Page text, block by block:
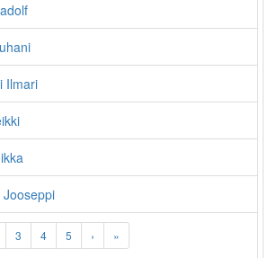
Ilmari
3 4 5 › »